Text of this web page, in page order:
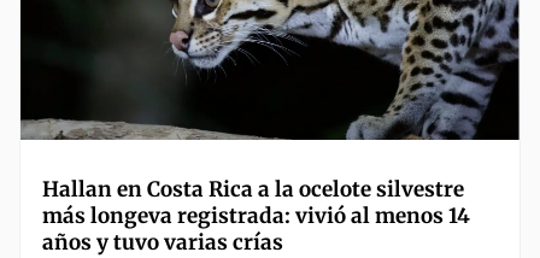
Hallan en Costa Rica a la ocelote silvestre
más longeva registrada: vivió al menos 14
años y tuvo varias crías